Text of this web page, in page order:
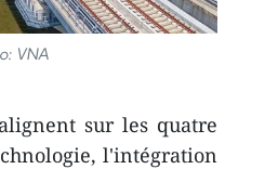
VNA
sur les quatre
l'intégration